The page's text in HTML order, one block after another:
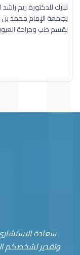
نبارك للدكتورة ريم
بجامعة الإمام محمد بن
بقسم طب وجراحة
سعادة
وتقدير لشخصكم